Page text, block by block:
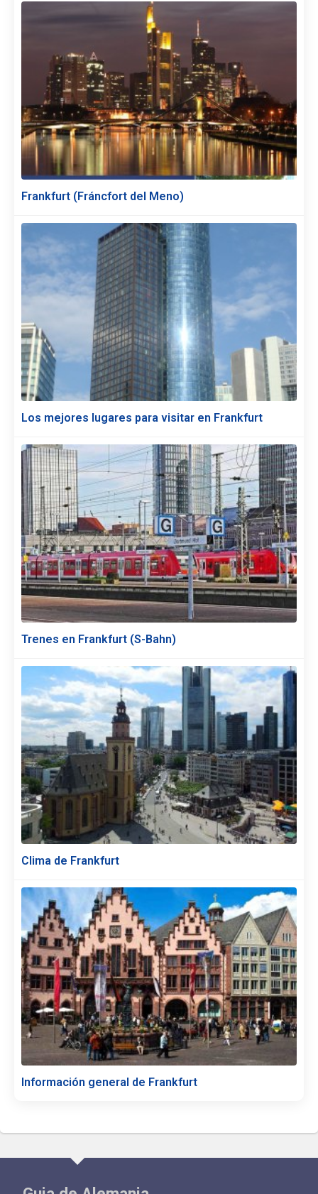
Frankfurt (Fráncfort del Meno)
Los mejores lugares para visitar en Frankfurt
Trenes en Frankfurt (S-Bahn)
Clima de Frankfurt
Información general de Frankfurt